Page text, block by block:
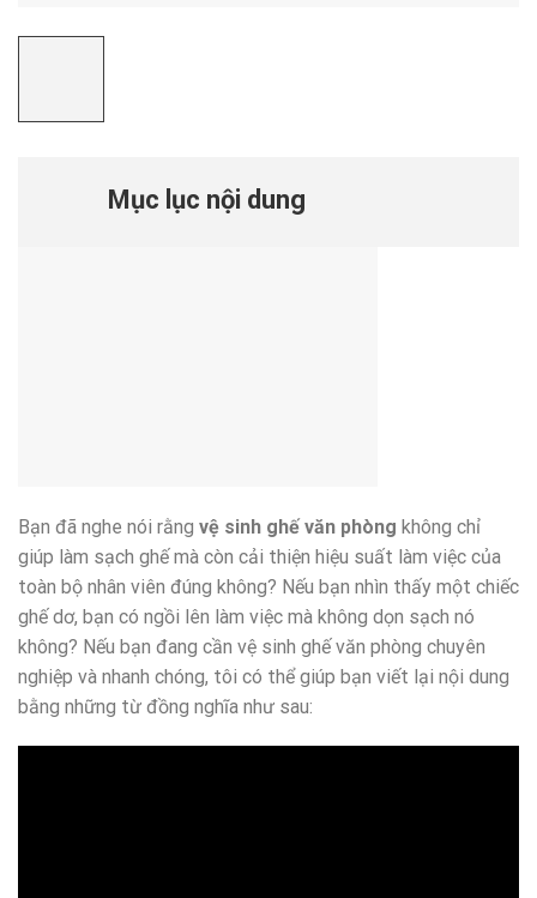
Mục lục nội dung
Bạn đã nghe nói rằng vệ sinh ghế văn phòng không chỉ
giúp làm sạch ghế mà còn cải thiện hiệu suất làm việc của
toàn bộ nhân viên đúng không? Nếu bạn nhìn thấy một chiếc
ghế dơ, bạn có ngồi lên làm việc mà không dọn sạch nó
không? Nếu bạn đang cần vệ sinh ghế văn phòng chuyên
nghiệp và nhanh chóng, tôi có thể giúp bạn viết lại nội dung
bằng những từ đồng nghĩa như sau: